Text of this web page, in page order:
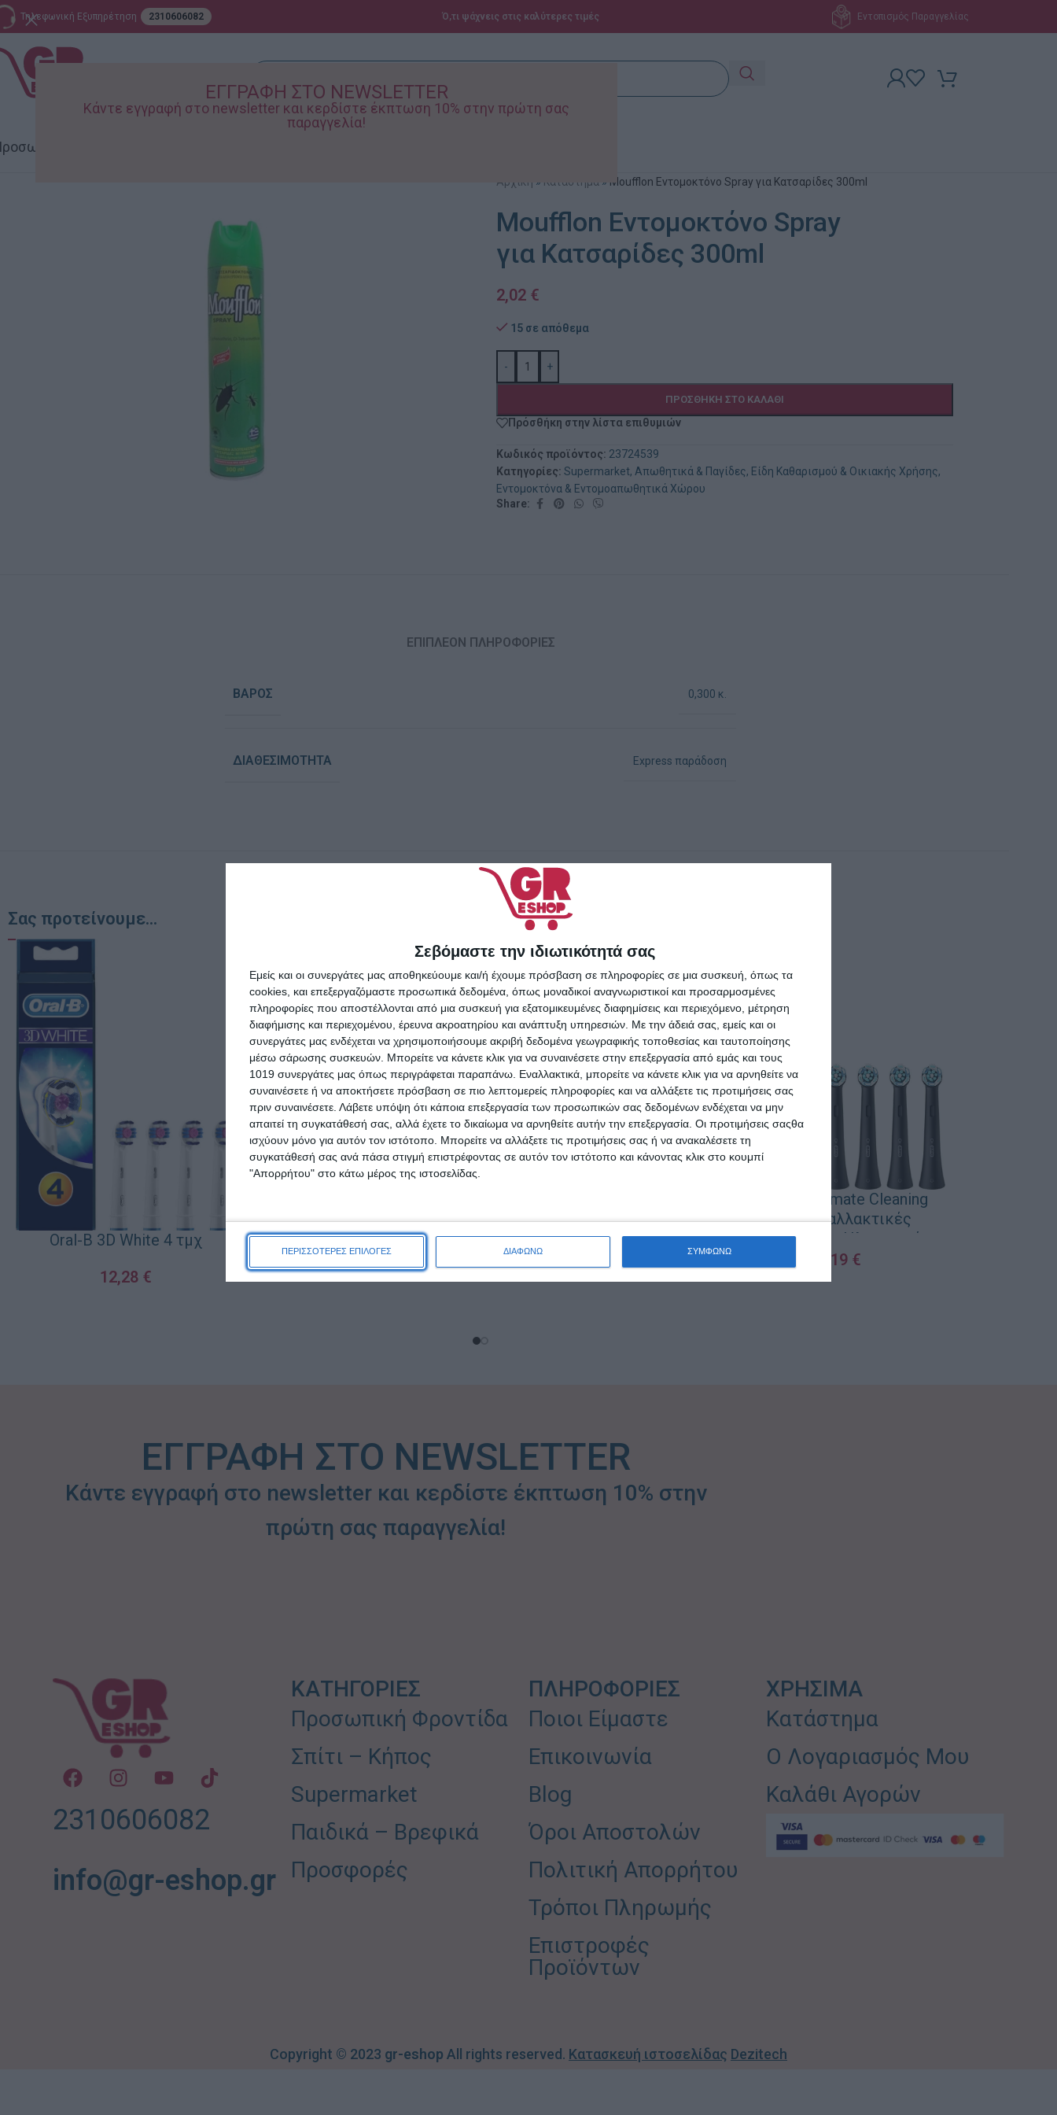
ΕΓΓΡΑΦΗ ΣΤΟ NEWSLETTER
Κάντε εγγραφή στο newsletter και κερδίστε έκπτωση 10% στην πρώτη σας
παραγγελία!
Σεβόμαστε την ιδιωτικότητά σας
Εμείς και οι συνεργάτες μας αποθηκεύουμε και/ή έχουμε πρόσβαση σε πληροφορίες σε μια συσκευή, όπως τα
cookies, και επεξεργαζόμαστε προσωπικά δεδομένα, όπως μοναδικοί αναγνωριστικοί και προσαρμοσμένες
πληροφορίες που αποστέλλονται από μια συσκευή για εξατομικευμένες διαφημίσεις και περιεχόμενο, μέτρηση
διαφήμισης και περιεχομένου, έρευνα ακροατηρίου και ανάπτυξη υπηρεσιών. Με την άδειά σας, εμείς και οι
συνεργάτες μας ενδέχεται να χρησιμοποιήσουμε ακριβή δεδομένα γεωγραφικής τοποθεσίας και ταυτοποίησης
μέσω σάρωσης συσκευών. Μπορείτε να κάνετε κλικ για να συναινέσετε στην επεξεργασία από εμάς και τους
1019 συνεργάτες μας όπως περιγράφεται παραπάνω. Εναλλακτικά, μπορείτε να κάνετε κλικ για να αρνηθείτε να
συναινέσετε ή να αποκτήσετε πρόσβαση σε πιο λεπτομερείς πληροφορίες και να αλλάξετε τις προτιμήσεις σας
πριν συναινέσετε. Λάβετε υπόψη ότι κάποια επεξεργασία των προσωπικών σας δεδομένων ενδέχεται να μην
απαιτεί τη συγκατάθεσή σας, αλλά έχετε το δικαίωμα να αρνηθείτε αυτήν την επεξεργασία. Οι προτιμήσεις σαςθα
ισχύουν μόνο για αυτόν τον ιστότοπο. Μπορείτε να αλλάξετε τις προτιμήσεις σας ή να ανακαλέσετε τη
συγκατάθεσή σας ανά πάσα στιγμή επιστρέφοντας σε αυτόν τον ιστότοπο και κάνοντας κλικ στο κουμπί
"Απορρήτου" στο κάτω μέρος της ιστοσελίδας.
ΠΕΡΙΣΣΟΤΕΡΕΣ ΕΠΙΛΟΓΕΣ ΔΙΑΦΩΝΩ ΣΥΜΦΩΝΩ
Τηλεφωνική Εξυπηρέτηση 2310606082 Ό,τι ψάχνεις στις καλύτερες τιμές Εντοπισμός Παραγγελίας
Φροντίδα
Αρχική » Κατάστημα » Moufflon Εντομοκτόνο Spray για Κατσαρίδες 300ml
Moufflon Εντομοκτόνο Spray
για Κατσαρίδες 300ml
2,02 €
15 σε απόθεμα
- +
ΠΡΟΣΘΉΚΗ ΣΤΟ ΚΑΛΆΘΙ
Πρόσθήκη στην λίστα επιθυμιών
Κωδικός προϊόντος: 23724539
Κατηγορίες: Supermarket, Απωθητικά & Παγίδες, Είδη Καθαρισμού & Οικιακής Χρήσης,
Εντομοκτόνα & Εντομοαπωθητικά Χώρου
Share:
ΕΠΙΠΛΈΟΝ ΠΛΗΡΟΦΟΡΊΕΣ
ΒΆΡΟΣ 0,300 κ.
ΔΙΑΘΕΣΙΜΌΤΗΤΑ Express παράδοση
Σας προτείνουμε...
Oral-B 3D White 4 τμχ
12,28 €
Durex Προφυλακτικά Classic
8,69€
ΠΡΟΣΘΉΚΗ ΣΤΟ ΚΑΛΆΘΙ
Edition Ανταλλακτικές
Κεφαλές για Ηλεκτρική
Οδοντόβουρτσα 4τμχ
13,49 €
Oral-B iO Ultimate Cleaning
Black Ανταλλακτικές
Κεφαλές για Ηλεκτρική
Οδοντόβουρτσα 328865 4τμχ3
25,19 €
ΕΓΓΡΑΦΗ ΣΤΟ NEWSLETTER
Κάντε εγγραφή στο newsletter και κερδίστε έκπτωση 10% στην
πρώτη σας παραγγελία!
2310606082
info@gr-eshop.gr
ΚΑΤΗΓΟΡΙΕΣ
Προσωπική Φροντίδα
Σπίτι – Κήπος
Supermarket
Παιδικά – Βρεφικά
Προσφορές
ΠΛΗΡΟΦΟΡΙΕΣ
Ποιοι Είμαστε
Επικοινωνία
Blog
Όροι Αποστολών
Πολιτική Απορρήτου
Τρόποι Πληρωμής
Επιστροφές
Προϊόντων
ΧΡΗΣΙΜΑ
Κατάστημα
Ο Λογαριασμός Μου
Καλάθι Αγορών
Copyright © 2023 gr-eshop All rights reserved. Κατασκευή ιστοσελίδας Dezitech